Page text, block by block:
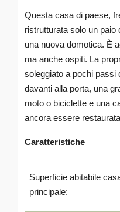
Questa casa di paese,
ristrutturata solo un paio
una nuova domotica. È
ma anche ospiti. La
soleggiato a pochi passi
davanti alla porta, una
moto o biciclette e una
ancora essere
Caratteristiche
Superficie abitabile
principale: